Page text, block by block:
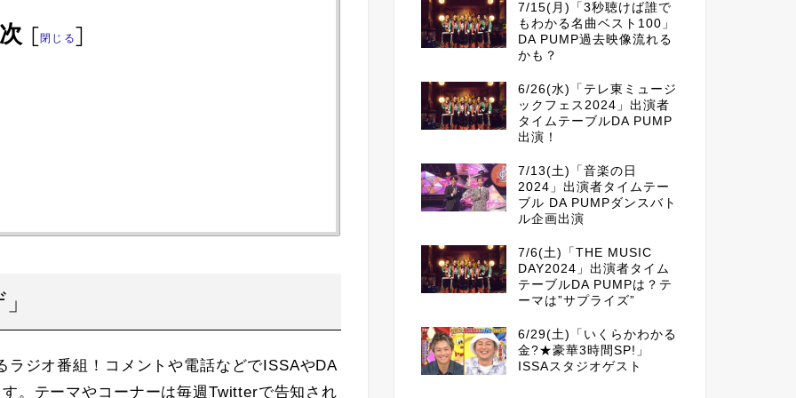
[閉じる]
ジオ番組！コメントや電話などでISSAやDA
。テーマやコーナーは毎週Twitterで告知され
7/15(月)「3秒聴けば誰で
もわかる名曲ベスト100」
DA PUMP過去映像流れる
かも？
6/26(水)「テレ東ミュージ
ックフェス2024」出演者
タイムテーブルDA PUMP
出演！
7/13(土)「音楽の日
2024」出演者タイムテー
ブル DA PUMPダンスバト
ル企画出演
7/6(土)「THE MUSIC
DAY2024」出演者タイム
テーブルDA PUMPは？テ
ーマは”サプライズ”
6/29(土)「いくらかわかる
金?★豪華3時間SP!」
ISSAスタジオゲスト